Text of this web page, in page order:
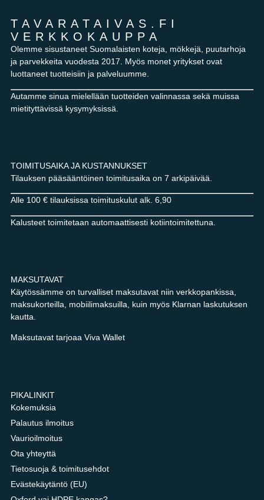
TAVARATAIVAS.FI
VERKKOKAUPPA
Olemme sisustaneet Suomalaisten koteja, mökkejä, puutarhoja
ja parvekkeita vuodesta 2017. Myös monet yritykset ovat
luottaneet tuotteisiin ja palveluumme.
Autamme sinua mielellään tuotteiden valinnassa sekä muissa
mietityttävissä kysymyksissä.
TOIMITUSAIKA JA KUSTANNUKSET
Tilauksen pääsääntöinen toimitusaika on 7 arkipäivää.
Alle 100 € tilauksissa toimituskulut alk. 6,90
Kalusteet toimitetaan automaattisesti kotiintoimitettuna.
MAKSUTAVAT
Käytössämme on turvalliset maksutavat niin verkkopankissa,
maksukorteilla, mobiilimaksuilla, kuin myös Klarnan laskutuksen
kautta.
Maksutavat tarjoaa Viva Wallet
PIKALINKIT
Kokemuksia
Palautus ilmoitus
Vaurioilmoitus
Ota yhteyttä
Tietosuoja & toimitusehdot
Evästekäytäntö (EU)